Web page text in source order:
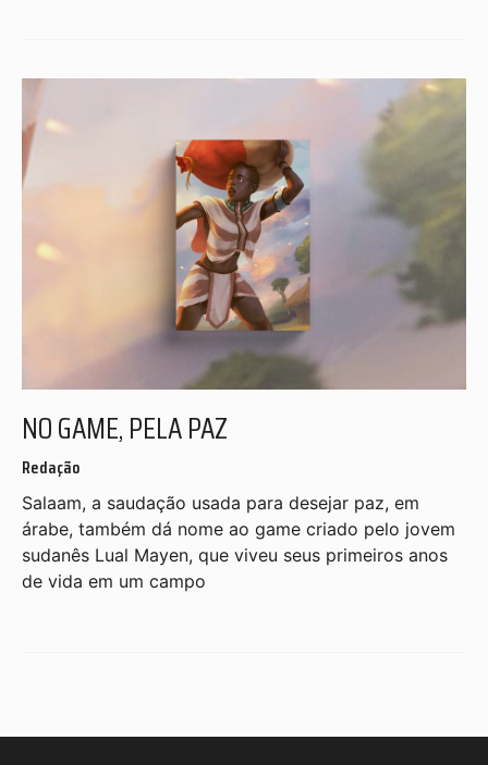
NO GAME, PELA PAZ
Redação
Salaam, a saudação usada para desejar paz, em
árabe, também dá nome ao game criado pelo jovem
sudanês Lual Mayen, que viveu seus primeiros anos
de vida em um campo